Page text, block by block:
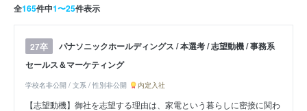
全165件中1〜25件表示
27卒
パナソニックホールディングス / 本選考 / 志望動機 / 事務系
セールス＆マーケティング
学校名非公開 / 文系 / 性別非公開 内定入社
【志望動機】御社を志望する理由は、家電という暮らしに密接に関わ